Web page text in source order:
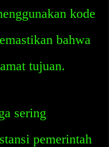
kode
bahwa
tujuan.
sering
pemerintah